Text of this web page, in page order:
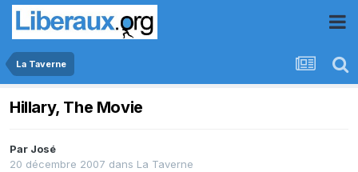
La Taverne
Hillary, The Movie
Par José
20 décembre 2007 dans La Taverne